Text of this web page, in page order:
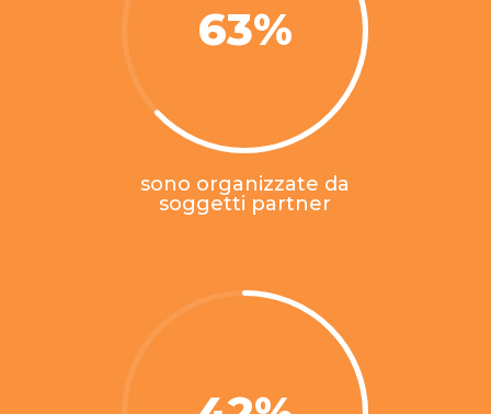
63%
sono organizzate da
soggetti partner